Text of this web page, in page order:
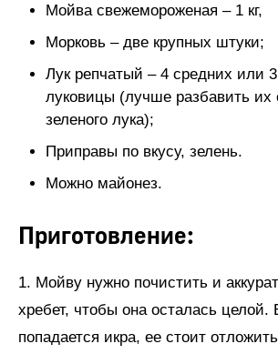
Мойва свежемороженая – 1 кг,
Морковь – две крупных штуки;
Лук репчатый – 4 средних или
луковицы (лучше разбавить их
зеленого лука);
Приправы по вкусу, зелень.
Можно майонез.
Приготовление:
1. Мойву нужно почистить и
хребет, чтобы она осталась целой.
попадается икра, ее стоит